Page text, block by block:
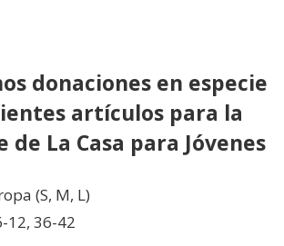
de Familias y
donaciones en especie
artículos para la
de La Casa para Jóvenes
(S, M, L)
12, 36-42